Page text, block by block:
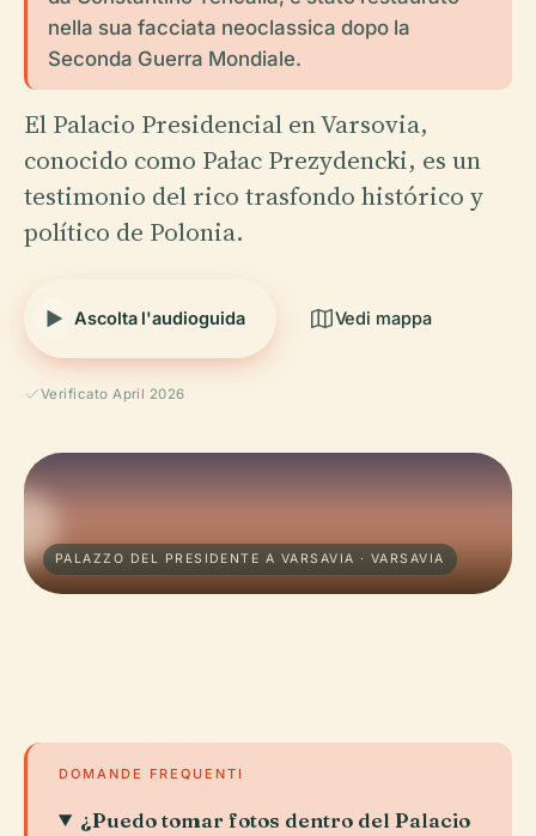
nella sua facciata neoclassica dopo la
Seconda Guerra Mondiale.
El Palacio Presidencial en Varsovia,
conocido como Pałac Prezydencki, es un
testimonio del rico trasfondo histórico y
político de Polonia.
Ascolta l'audioguida Vedi mappa
Verificato April 2026
PALAZZO DEL PRESIDENTE A VARSAVIA · VARSAVIA
DOMANDE FREQUENTI
¿Puedo tomar fotos dentro del Palacio